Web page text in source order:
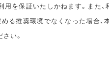
を保証いたしかねます。また
る推奨環境でなくなった場合
い。